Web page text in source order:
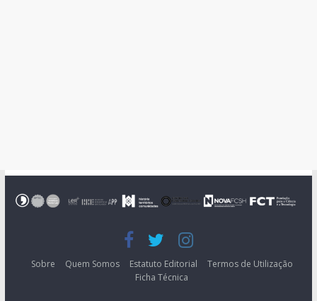
Sobre Quem Somos Estatuto Editorial
Termos de Utilização
Ficha Técnica